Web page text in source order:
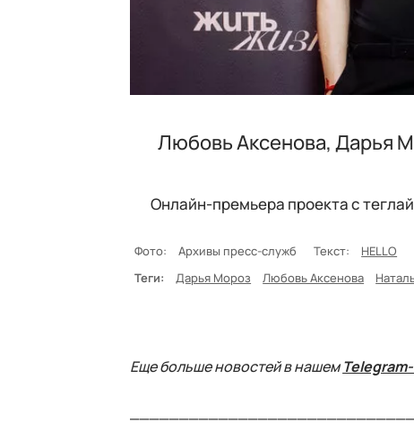
Любовь Аксенова, Дарья
Онлайн-премьера проекта с
Фото: Архивы пресс-служб Текст: HELLO
Теги:
Дарья Мороз Любовь Аксенова
Еще больше новостей в нашем